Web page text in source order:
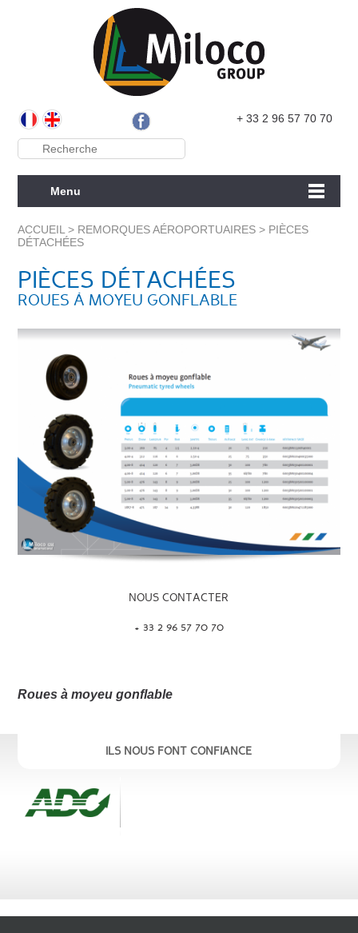
+ 33 2 96 57 70 70
Menu
ACCUEIL > REMORQUES AÉROPORTUAIRES > PIÈCES
DÉTACHÉES
PIÈCES DÉTACHÉES
ROUES À MOYEU GONFLABLE
NOUS CONTACTER
+ 33 2 96 57 70 70
Roues à moyeu gonflable
ILS NOUS FONT CONFIANCE